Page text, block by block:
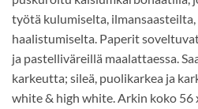
työtä kulumiselta,
haalistumiselta. Paperit
ja pastelliväreillä maalattaessa.
karkeutta; sileä, puolikarkea ja
white & high white. Arkin koko 56